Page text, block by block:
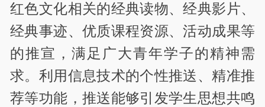
红色文化相关的经典读物、经典影片、
经典事迹、优质课程资源、活动成果等
的推宣，满足广大青年学子的精神需
求。利用信息技术的个性推送、精准推
荐等功能，推送能够引发学生思想共鸣